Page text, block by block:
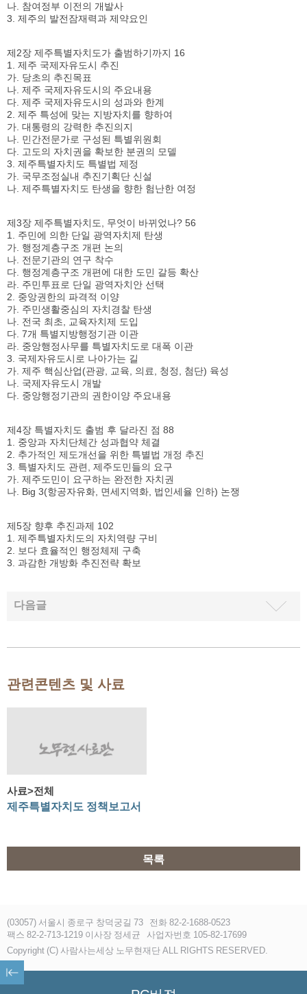
나. 참여정부 이전의 개발사
3. 제주의 발전잠재력과 제약요인
제2장 제주특별자치도가 출범하기까지 16
1. 제주 국제자유도시 추진
가. 당초의 추진목표
나. 제주 국제자유도시의 주요내용
다. 제주 국제자유도시의 성과와 한계
2. 제주 특성에 맞는 지방자치를 향하여
가. 대통령의 강력한 추진의지
나. 민간전문가로 구성된 특별위원회
다. 고도의 자치권을 확보한 분권의 모델
3. 제주특별자치도 특별법 제정
가. 국무조정실내 추진기획단 신설
나. 제주특별자치도 탄생을 향한 험난한 여정
제3장 제주특별자치도, 무엇이 바뀌었나? 56
1. 주민에 의한 단일 광역자치제 탄생
가. 행정계층구조 개편 논의
나. 전문기관의 연구 착수
다. 행정계층구조 개편에 대한 도민 갈등 확산
라. 주민투표로 단일 광역자치안 선택
2. 중앙권한의 파격적 이양
가. 주민생활중심의 자치경찰 탄생
나. 전국 최초, 교육자치제 도입
다. 7개 특별지방행정기관 이관
라. 중앙행정사무를 특별자치도로 대폭 이관
3. 국제자유도시로 나아가는 길
가. 제주 핵심산업(관광, 교육, 의료, 청정, 첨단) 육성
나. 국제자유도시 개발
다. 중앙행정기관의 권한이양 주요내용
제4장 특별자치도 출범 후 달라진 점 88
1. 중앙과 자치단체간 성과협약 체결
2. 추가적인 제도개선을 위한 특별법 개정 추진
3. 특별자치도 관련, 제주도민들의 요구
가. 제주도민이 요구하는 완전한 자치권
나. Big 3(항공자유화, 면세지역화, 법인세율 인하) 논쟁
제5장 향후 추진과제 102
1. 제주특별자치도의 자치역량 구비
2. 보다 효율적인 행정체제 구축
3. 과감한 개방화 추진전략 확보
다음글
관련콘텐츠 및 사료
사료>전체
제주특별자치도 정책보고서
목록
(03057) 서울시 종로구 창덕궁길 73
전화 82-2-1688-0523
팩스 82-2-713-1219 이사장 정세균
사업자번호 105-82-17699
Copyright (C) 사람사는세상 노무현재단 ALL RIGHTS RESERVED.